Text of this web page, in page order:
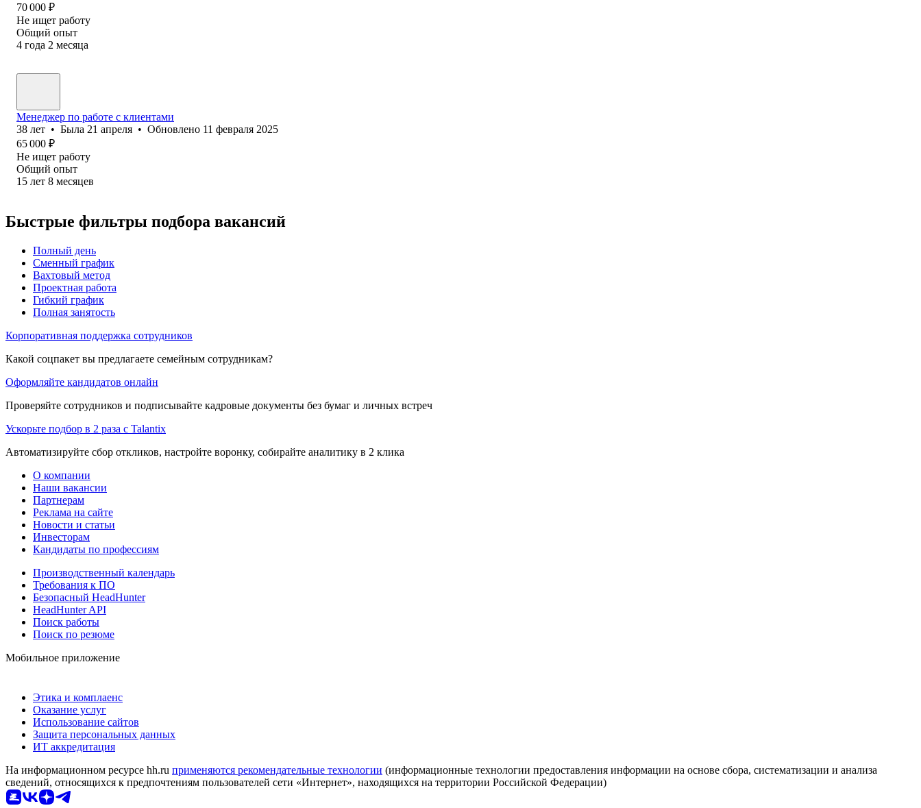
70 000 ₽
Не ищет работу
Общий опыт
4 года 2 месяца
Менеджер по работе с клиентами
38 лет • Была 21 апреля • Обновлено 11 февраля 2025
65 000 ₽
Не ищет работу
Общий опыт
15 лет 8 месяцев
Быстрые фильтры подбора вакансий
Полный день
Сменный график
Вахтовый метод
Проектная работа
Гибкий график
Полная занятость
Корпоративная поддержка сотрудников
Какой соцпакет вы предлагаете семейным сотрудникам?
Оформляйте кандидатов онлайн
Проверяйте сотрудников и подписывайте кадровые документы без бумаг и личных встреч
Ускорьте подбор в 2 раза с Talantix
Автоматизируйте сбор откликов, настройте воронку, собирайте аналитику в 2 клика
О компании
Наши вакансии
Партнерам
Реклама на сайте
Новости и статьи
Инвесторам
Кандидаты по профессиям
Производственный календарь
Требования к ПО
Безопасный HeadHunter
HeadHunter API
Поиск работы
Поиск по резюме
Мобильное приложение
Этика и комплаенс
Оказание услуг
Использование сайтов
Защита персональных данных
ИТ аккредитация
На информационном ресурсе hh.ru применяются рекомендательные технологии (информационные технологии предоставления информации на основе сбора, систематизации и анализа
сведений, относящихся к предпочтениям пользователей сети «Интернет», находящихся на территории Российской Федерации)